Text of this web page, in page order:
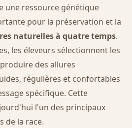
une ressource génétique
pour la préservation et la
naturelles à quatre temps.
les éleveurs sélectionnent les
des allures
régulières et confortables
spécifique. Cette
l'un des principaux
de la race.